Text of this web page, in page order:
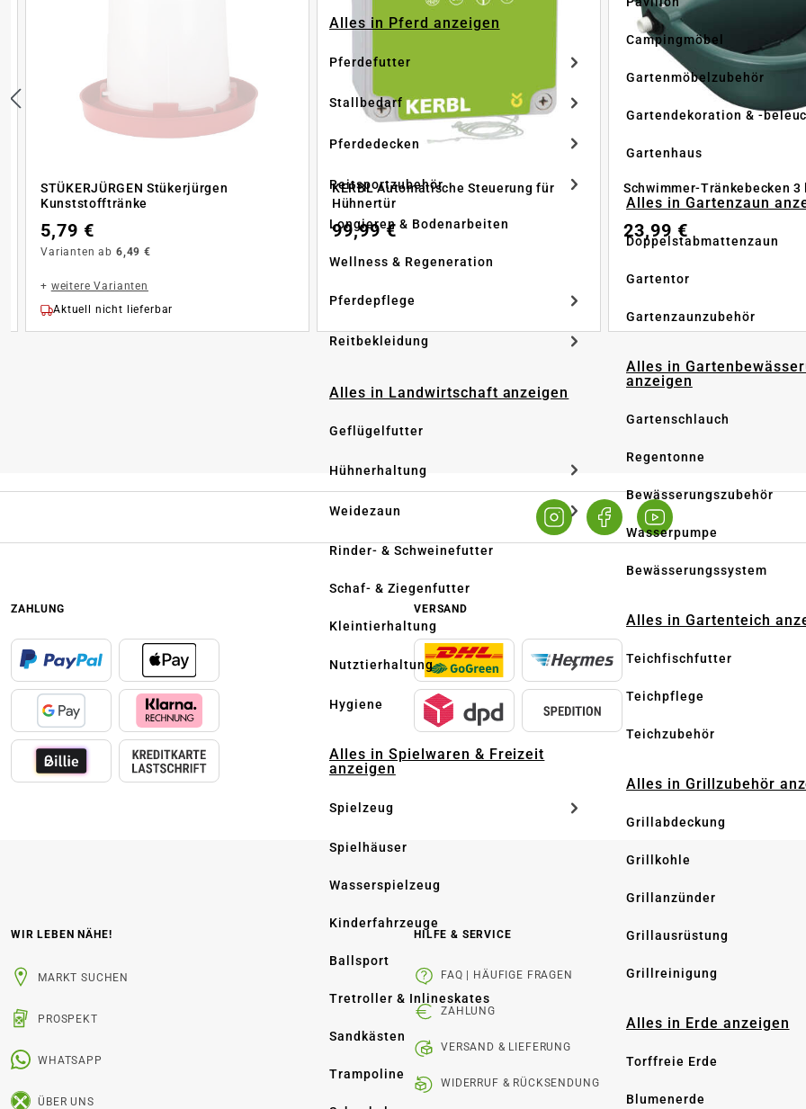
Alles in Pferd anzeigen
Pferdefutter
Stallbedarf
Pferdedecken
Reitsportzubehör
Longieren & Bodenarbeiten
Wellness & Regeneration
Pferdepflege
Reitbekleidung
Alles in Landwirtschaft anzeigen
Geflügelfutter
Hühnerhaltung
Weidezaun
Rinder- & Schweinefutter
Schaf- & Ziegenfutter
Kleintierhaltung
Nutztierhaltung
Hygiene
Alles in Spielwaren & Freizeit
anzeigen
Spielzeug
Spielhäuser
Wasserspielzeug
Kinderfahrzeuge
Ballsport
Tretroller & Inlineskates
Sandkästen
Trampoline
Campingmöbel
Gartenmöbelzubehör
Gartendekoration & -
Gartenhaus
Alles in Gartenzaun
Doppelstabmattenzaun
Gartentor
Gartenzaunzubehör
Alles in
anzeigen
Gartenschlauch
Regentonne
Bewässerungszubehör
Wasserpumpe
Bewässerungssystem
Alles in Gartenteich
Teichfischfutter
Teichpflege
Teichzubehör
Alles in Grillzubehör
Grillabdeckung
Grillkohle
Grillanzünder
Grillausrüstung
Grillreinigung
Alles in Erde anzeigen
Torffreie Erde
Blumenerde
STÜKERJÜRGEN Stükerjürgen
Kunststofftränke
5,79 €
Varianten ab 6,49 €
+ weitere Varianten
Aktuell nicht lieferbar
KERBL Automatische Steuerung für
Hühnertür
99,99 €
Schwimmer-Tränkebecken 3 l
23,99 €
ZAHLUNG VERSAND
WIR LEBEN NÄHE!
MARKT SUCHEN
PROSPEKT
WHATSAPP
ÜBER UNS
HILFE & SERVICE
FAQ | HÄUFIGE FRAGEN
ZAHLUNG
VERSAND & LIEFERUNG
WIDERRUF & RÜCKSENDUNG